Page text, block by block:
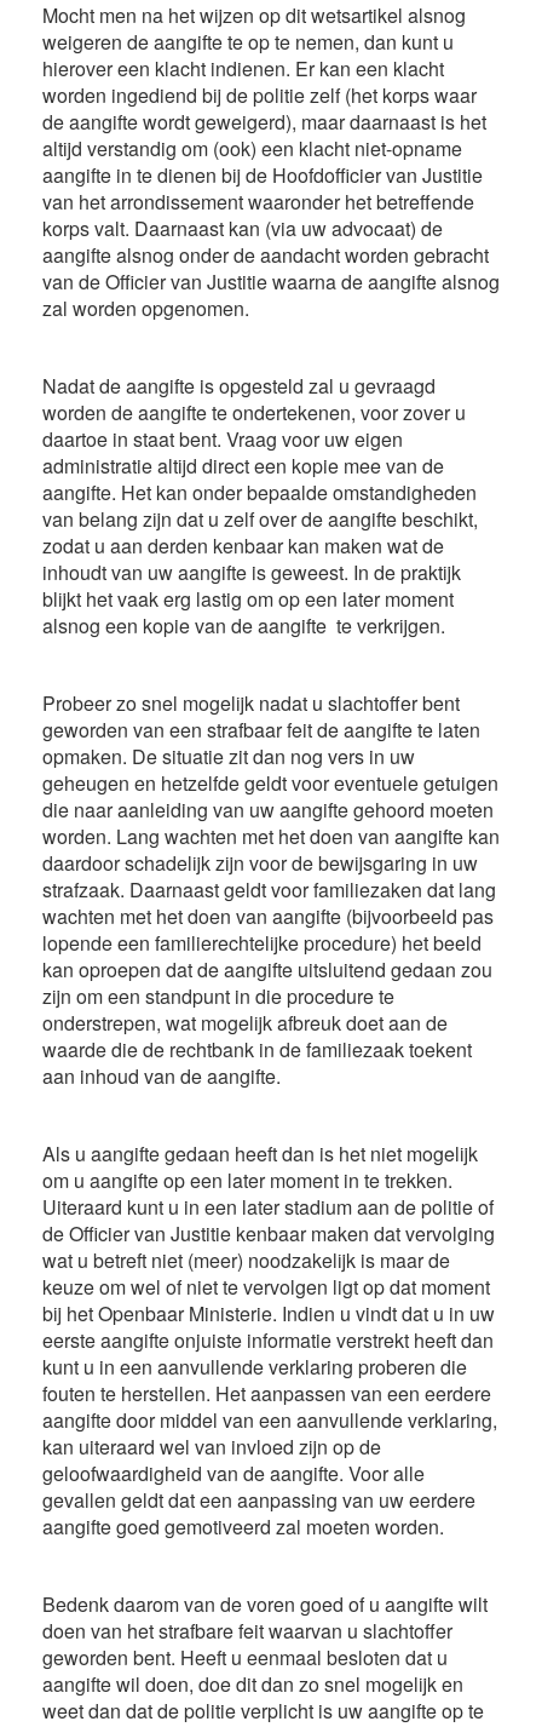
Mocht men na het wijzen op dit wetsartikel alsnog
weigeren de aangifte te op te nemen, dan kunt u
hierover een klacht indienen. Er kan een klacht
worden ingediend bij de politie zelf (het korps waar
de aangifte wordt geweigerd), maar daarnaast is het
altijd verstandig om (ook) een klacht niet-opname
aangifte in te dienen bij de Hoofdofficier van Justitie
van het arrondissement waaronder het betreffende
korps valt. Daarnaast kan (via uw advocaat) de
aangifte alsnog onder de aandacht worden gebracht
van de Officier van Justitie waarna de aangifte alsnog
zal worden opgenomen.
Nadat de aangifte is opgesteld zal u gevraagd
worden de aangifte te ondertekenen, voor zover u
daartoe in staat bent. Vraag voor uw eigen
administratie altijd direct een kopie mee van de
aangifte. Het kan onder bepaalde omstandigheden
van belang zijn dat u zelf over de aangifte beschikt,
zodat u aan derden kenbaar kan maken wat de
inhoudt van uw aangifte is geweest. In de praktijk
blijkt het vaak erg lastig om op een later moment
alsnog een kopie van de aangifte te verkrijgen.
Probeer zo snel mogelijk nadat u slachtoffer bent
geworden van een strafbaar feit de aangifte te laten
opmaken. De situatie zit dan nog vers in uw
geheugen en hetzelfde geldt voor eventuele getuigen
die naar aanleiding van uw aangifte gehoord moeten
worden. Lang wachten met het doen van aangifte kan
daardoor schadelijk zijn voor de bewijsgaring in uw
strafzaak. Daarnaast geldt voor familiezaken dat lang
wachten met het doen van aangifte (bijvoorbeeld pas
lopende een familierechtelijke procedure) het beeld
kan oproepen dat de aangifte uitsluitend gedaan zou
zijn om een standpunt in die procedure te
onderstrepen, wat mogelijk afbreuk doet aan de
waarde die de rechtbank in de familiezaak toekent
aan inhoud van de aangifte.
Als u aangifte gedaan heeft dan is het niet mogelijk
om u aangifte op een later moment in te trekken.
Uiteraard kunt u in een later stadium aan de politie of
de Officier van Justitie kenbaar maken dat vervolging
wat u betreft niet (meer) noodzakelijk is maar de
keuze om wel of niet te vervolgen ligt op dat moment
bij het Openbaar Ministerie. Indien u vindt dat u in uw
eerste aangifte onjuiste informatie verstrekt heeft dan
kunt u in een aanvullende verklaring proberen die
fouten te herstellen. Het aanpassen van een eerdere
aangifte door middel van een aanvullende verklaring,
kan uiteraard wel van invloed zijn op de
geloofwaardigheid van de aangifte. Voor alle
gevallen geldt dat een aanpassing van uw eerdere
aangifte goed gemotiveerd zal moeten worden.
Bedenk daarom van de voren goed of u aangifte wilt
doen van het strafbare feit waarvan u slachtoffer
geworden bent. Heeft u eenmaal besloten dat u
aangifte wil doen, doe dit dan zo snel mogelijk en
weet dan dat de politie verplicht is uw aangifte op te